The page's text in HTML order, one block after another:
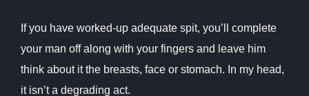
If you have worked-up adequate spit, you’ll complete
your man off along with your fingers and leave him
think about it the breasts, face or stomach. In my head,
it isn’t a degrading act.